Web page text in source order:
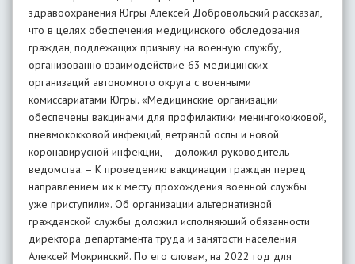
здравоохранения Югры Алексей Добровольский рассказал,
что в целях обеспечения медицинского обследования
граждан, подлежащих призыву на военную службу,
организованно взаимодействие 63 медицинских
организаций автономного округа с военными
комиссариатами Югры. «Медицинские организации
обеспечены вакцинами для профилактики менингококковой,
пневмококковой инфекций, ветряной оспы и новой
коронавирусной инфекции, – доложил руководитель
ведомства. – К проведению вакцинации граждан перед
направлением их к месту прохождения военной службы
уже приступили». Об организации альтернативной
гражданской службы доложил исполняющий обязанности
директора департамента труда и занятости населения
Алексей Мокринский. По его словам, на 2022 год для